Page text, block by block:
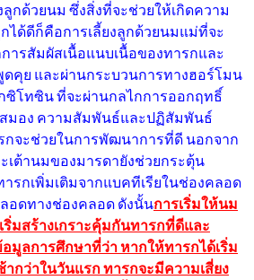
กด้วยนม ซึ่งสิ่งที่จะช่วยให้เกิดความ
ได้ดีก็คือการเลี้ยงลูกด้วยนมแม่ที่จะ
ารสัมผัสเนื้อแนบเนื้อของทารกและ
ดคุย และผ่านกระบวนการทางฮอร์โมน
ซิโทซิน ที่จะผ่านกลไกการออกฤทธิ์
มอง ความสัมพันธ์และปฏิสัมพันธ์
กจะช่วยในการพัฒนาการที่ดี นอกจาก
เต้านมของมารดายังช่วยกระตุ้น
รกเพิ่มเติมจากแบคทีเรียในช่องคลอด
อดทางช่องคลอด ดังนั้นการเริ่มให้นม
ริ่มสร้างเกราะคุ้มกันทารกที่ดีและ
มูลการศึกษาที่ว่า หากให้ทารกได้เริ่ม
กว่าในวันแรก ทารกจะมีความเสี่ยง